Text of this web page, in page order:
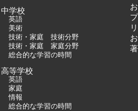
中学校
英語
美術
技術・家庭 技術分野
技術・家庭 家庭分野
総合的な学習の時間
高等学校
英語
家庭
情報
総合的な学習の時間